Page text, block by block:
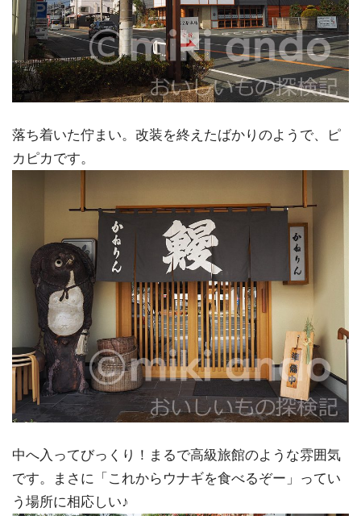
落ち着いた佇まい。改装を終えたばかりのようで、ピ
カピカです。
中へ入ってびっくり！まるで高級旅館のような雰囲気
です。まさに「これからウナギを食べるぞー」ってい
う場所に相応しい♪